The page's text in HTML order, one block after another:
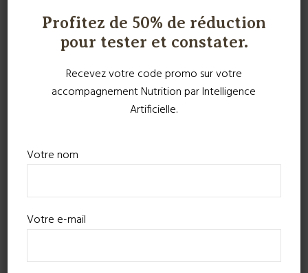
Profitez de 50% de réduction
pour tester et constater.
Recevez votre code promo sur votre
accompagnement Nutrition par Intelligence
Artificielle.
Votre nom
Votre e-mail